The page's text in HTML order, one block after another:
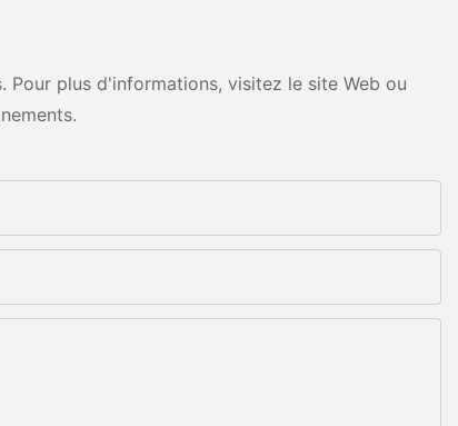
Pour plus d'informations, visitez le site Web ou